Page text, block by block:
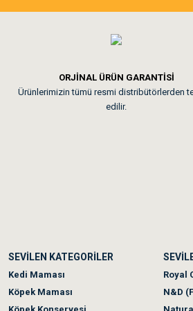
ORJİNAL ÜRÜN GARANTİSİ
Ürünlerimizin tümü resmi distribütörlerden
edilir.
SEVİLEN KATEGORİLER
Kedi Maması
Köpek Maması
Royal
N&D